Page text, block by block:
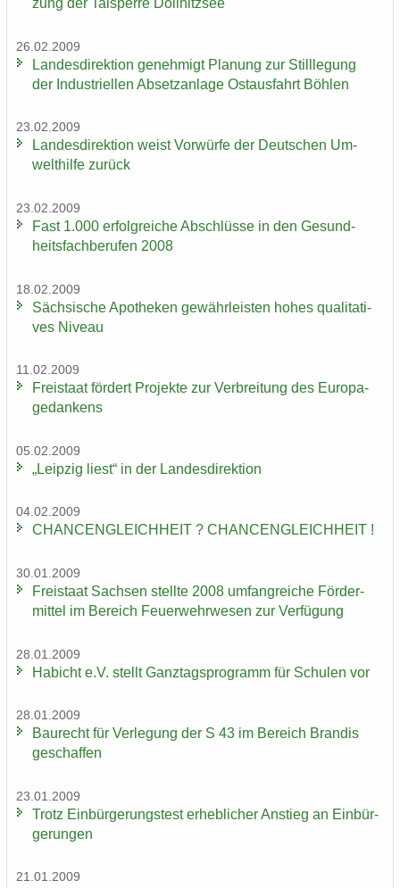
zung der Tal­sper­re Döll­nitz­see
26.02.2009
Lan­des­di­rek­ti­on ge­neh­migt Pla­nung zur Still­le­gung
der In­dus­tri­el­len Ab­setz­an­la­ge Ost­aus­fahrt Böh­len
23.02.2009
Lan­des­di­rek­ti­on weist Vor­wür­fe der Deut­schen Um­
welt­hil­fe zu­rück
23.02.2009
Fast 1.000 er­folg­rei­che Ab­schlüs­se in den Ge­sund­
heits­fach­be­ru­fen 2008
18.02.2009
Säch­si­sche Apo­the­ken ge­währ­leis­ten hohes qua­li­ta­ti­
ves Ni­veau
11.02.2009
Frei­staat för­dert Pro­jek­te zur Ver­brei­tung des Eu­ro­pa­
ge­dan­kens
05.02.2009
„Leip­zig liest“ in der Lan­des­di­rek­ti­on
04.02.2009
CHAN­CEN­GLEICH­HEIT ? CHAN­CEN­GLEICH­HEIT !
30.01.2009
Frei­staat Sach­sen stell­te 2008 um­fang­rei­che För­der­
mit­tel im Be­reich Feu­er­wehr­we­sen zur Ver­fü­gung
28.01.2009
Ha­bicht e.V. stellt Ganz­tags­pro­gramm für Schu­len vor
28.01.2009
Bau­recht für Ver­le­gung der S 43 im Be­reich Bran­dis
ge­schaf­fen
23.01.2009
Trotz Ein­bür­ge­rungs­test er­heb­li­cher An­stieg an Ein­bür­
ge­run­gen
21.01.2009